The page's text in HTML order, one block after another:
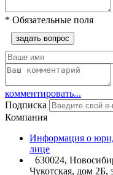
* Обязательные поля
задать вопрос
комментировать...
Подписка
Компания
Информация о
лице
630024,
Чукотская, дом 2Б,